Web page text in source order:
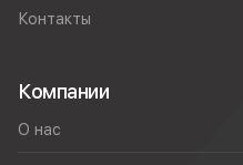
Контакты
Компании
О нас